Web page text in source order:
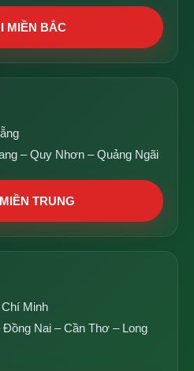
MIỀN BẮC
– Quy Nhơn – Quảng Ngãi
TRUNG
Minh
Nai – Cần Thơ – Long